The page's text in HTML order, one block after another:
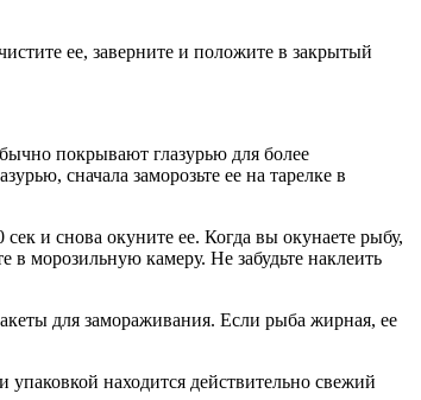
ее, заверните и положите в закрытый
покрывают глазурью для более
сначала заморозьте ее на тарелке в
и снова окуните ее. Когда вы окунаете рыбу,
в морозильную камеру. Не забудьте наклеить
для замораживания. Если рыба жирная, ее
находится действительно свежий